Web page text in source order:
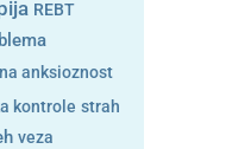
REBT
anksioznost
kontrole strah
veza